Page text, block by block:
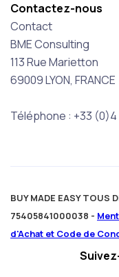
Contactez-nous
Contact
BME Consulting
113 Rue Marietton
69009 LYON, FRANCE
Téléphone : +33 (0)4
BUY MADE EASY TOUS
75405841000038 -
d'Achat et Code de